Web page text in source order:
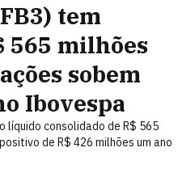
tem
565 milhões
sobem
Ibovespa
líquido consolidado de R$ 565
de R$ 426 milhões um ano